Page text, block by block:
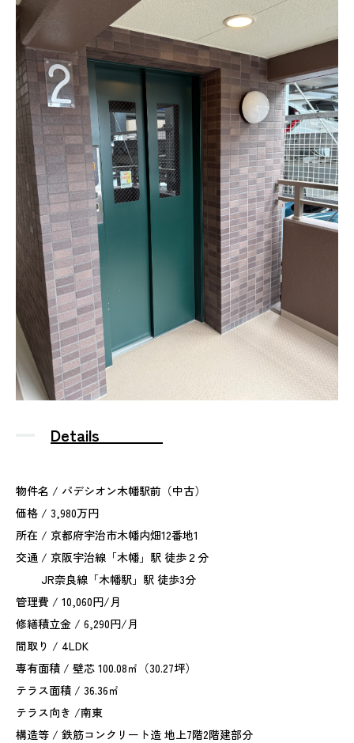
Details
物件名 / パデシオン木幡駅前（中古）
価格 / 3,980万円
所在 / 京都府宇治市木幡内畑12番地1
交通 / 京阪宇治線「木幡」駅 徒歩２分
JR奈良線「木幡駅」駅 徒歩3分
管理費 / 10,060円/月
修繕積立金 / 6,290円/月
間取り / 4LDK
専有面積 / 壁芯 100.08㎡（30.27坪）
テラス面積 / 36.36㎡
テラス向き /南東
構造等 / 鉄筋コンクリート造 地上7階2階建部分